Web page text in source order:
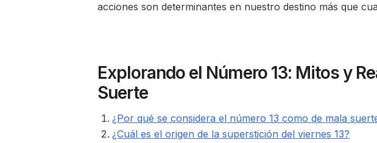
acciones son determinantes en nuestro destino más que
Explorando el Número 13: Mitos y
Suerte
¿Por qué se considera el número 13 como de mala
¿Cuál es el origen de la superstición del viernes 13?